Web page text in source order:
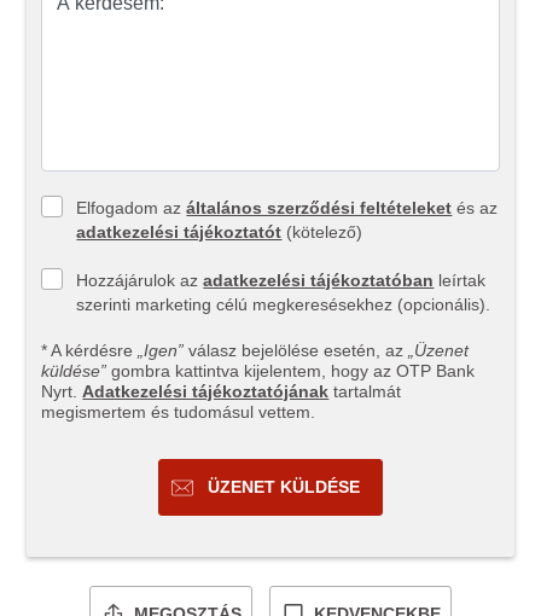
Elfogadom azáltalános szerződési feltételeket és az
adatkezelési tájékoztatót (kötelező)
Hozzájárulok azadatkezelési tájékoztatóban leírtak
szerinti marketing célú megkeresésekhez (opcionális).
* A kérdésre „Igen” válasz bejelölése esetén, az
„Üzenet
küldése” gombra kattintva kijelentem, hogy az OTP Bank
Nyrt. Adatkezelési tájékoztatójának tartalmát
megismertem és tudomásul vettem.
ÜZENET KÜLDÉSE